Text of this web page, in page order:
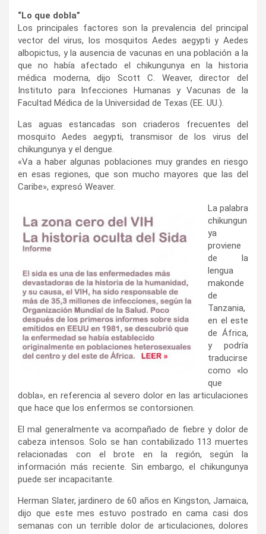
“Lo que dobla”
Los principales factores son la prevalencia del principal
vector del virus, los mosquitos Aedes aegypti y Aedes
albopictus, y la ausencia de vacunas en una población a la
que no había afectado el chikungunya en la historia
médica moderna, dijo Scott C. Weaver, director del
Instituto para Infecciones Humanas y Vacunas de la
Facultad Médica de la Universidad de Texas (EE. UU.).
Las aguas estancadas son criaderos frecuentes del
mosquito Aedes aegypti, transmisor de los virus del
chikungunya y el dengue.
«Va a haber algunas poblaciones muy grandes en riesgo
en esas regiones, que son mucho mayores que las del
Caribe», expresó Weaver.
La palabra
chikungun
ya
proviene
de la
lengua
makonde
de
Tanzania,
en el este
de África,
y podría
traducirse
como «lo
que
dobla», en referencia al severo dolor en las articulaciones
que hace que los enfermos se contorsionen.
El mal generalmente va acompañado de fiebre y dolor de
cabeza intensos. Solo se han contabilizado 113 muertes
relacionadas con el brote en la región, según la
información más reciente. Sin embargo, el chikungunya
puede ser incapacitante.
Herman Slater, jardinero de 60 años en Kingston, Jamaica,
dijo que este mes estuvo postrado en cama casi dos
semanas con un terrible dolor de articulaciones, dolores